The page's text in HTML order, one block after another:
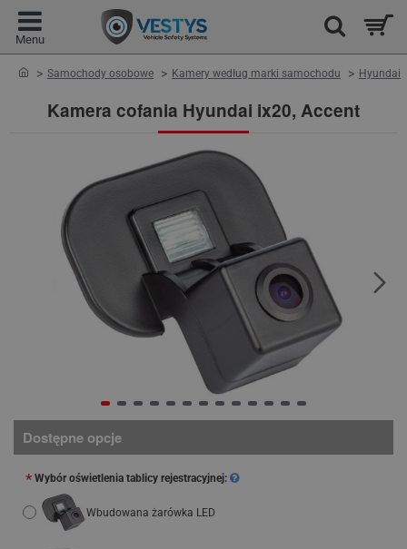
Kamera cofania Hyundai ix20, Accent
homeSamochody osobowe Kamery według marki samochodu Hyundai
Dostępne opcje
Wybór oświetlenia tablicy rejestracyjnej:
Wbudowana żarówka LED